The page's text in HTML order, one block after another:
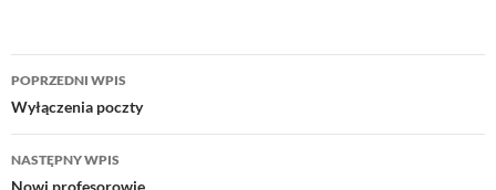
Nawigacja
wpisu
POPRZEDNI WPIS
Wyłączenia poczty
NASTĘPNY WPIS